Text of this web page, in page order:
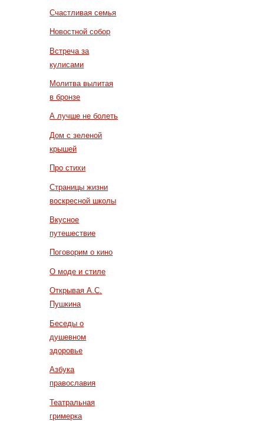
Счастливая семья
Новостной собор
Встреча за
кулисами
Молитва вылитая
в бронзе
А лучше не болеть
Дом с зеленой
крышей
Про стихи
Страницы жизни
воскресной школы
Вкусное
путешествие
Поговорим о кино
О моде и стиле
Открывая А.С.
Пушкина
Беседы о
душевном
здоровье
Азбука
православия
Театральная
гримерка